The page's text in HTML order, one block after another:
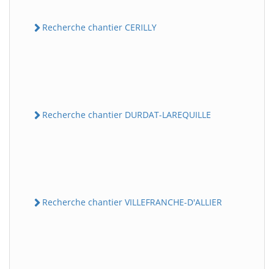
Recherche chantier CERILLY
Recherche chantier DURDAT-LAREQUILLE
Recherche chantier VILLEFRANCHE-D'ALLIER